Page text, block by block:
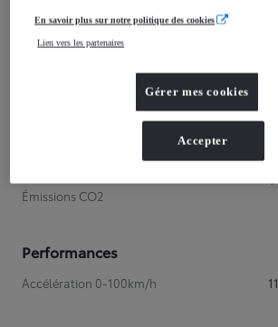
Émissions CO2
Performances
Accélération 0-100km/h 11
En savoir plus sur notre politique des cookies
Lien vers les partenaires
Gérer mes cookies
Accepter